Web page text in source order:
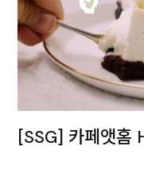
[SSG] 카페앳홈